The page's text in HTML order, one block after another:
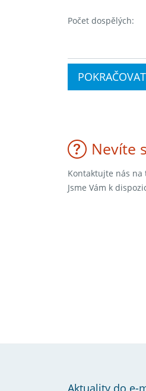
Počet dospělých:
POKRAČOVAT
Nevíte
Kontaktujte nás na
Jsme Vám k